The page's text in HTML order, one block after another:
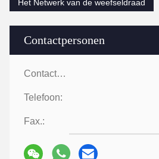
Contactpersonen
Contactpersonen:
Telefoon:
Fax.:
Het Netwerk van de weefseldraad